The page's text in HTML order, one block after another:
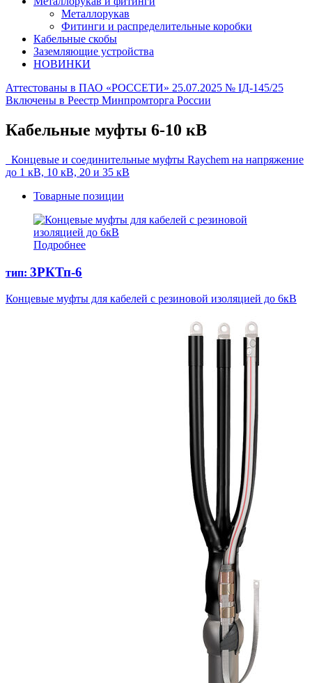
Металлорукав
Фитинги и распределительные коробки
Кабельные скобы
Заземляющие устройства
НОВИНКИ
Аттестованы в ПАО «РОССЕТИ» 25.07.2025 № IД-145/25
Включены в Реестр Минпромторга России
Кабельные муфты 6-10 кВ
Концевые и соединительные муфты Raychem на напряжение
до 1 кВ, 10 кВ, 20 и 35 кВ
Товарные позиции
Подробнее
тип: 3РКТп-6
Концевые муфты для кабелей с резиновой изоляцией до 6кВ